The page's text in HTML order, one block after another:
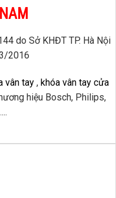
do Sở KHĐT TP. Hà Nội
2016
vân tay, khóa vân tay cửa
hiệu Bosch, Philips,